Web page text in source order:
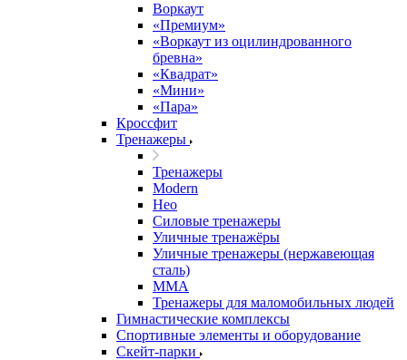
Воркаут
«Премиум»
«Воркаут из оцилиндрованного
бревна»
«Квадрат»
«Мини»
«Пара»
Кроссфит
Тренажеры
Тренажеры
Modern
Нео
Силовые тренажеры
Уличные тренажёры
Уличные тренажеры (нержавеющая
сталь)
ММА
Тренажеры для маломобильных людей
Гимнастические комплексы
Спортивные элементы и оборудование
Скейт-парки